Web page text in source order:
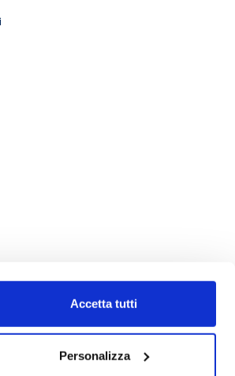
Accetta tutti
Personalizza